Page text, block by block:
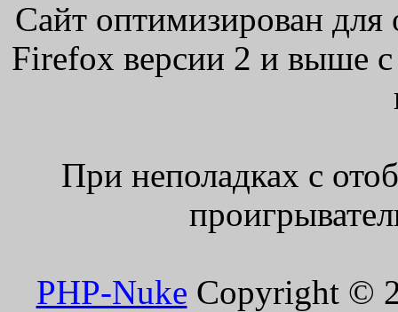
Сайт оптимизирован для
Firefox версии 2 и выше
При неполадках с
PHP-Nuke Copyright ©